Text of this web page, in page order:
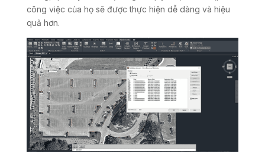
công việc của họ sẽ được thực hiện dễ dàng và hiệu
quả hơn.